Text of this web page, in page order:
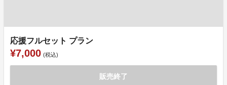
応援フルセット プラン
¥7,000 (税込)
販売終了